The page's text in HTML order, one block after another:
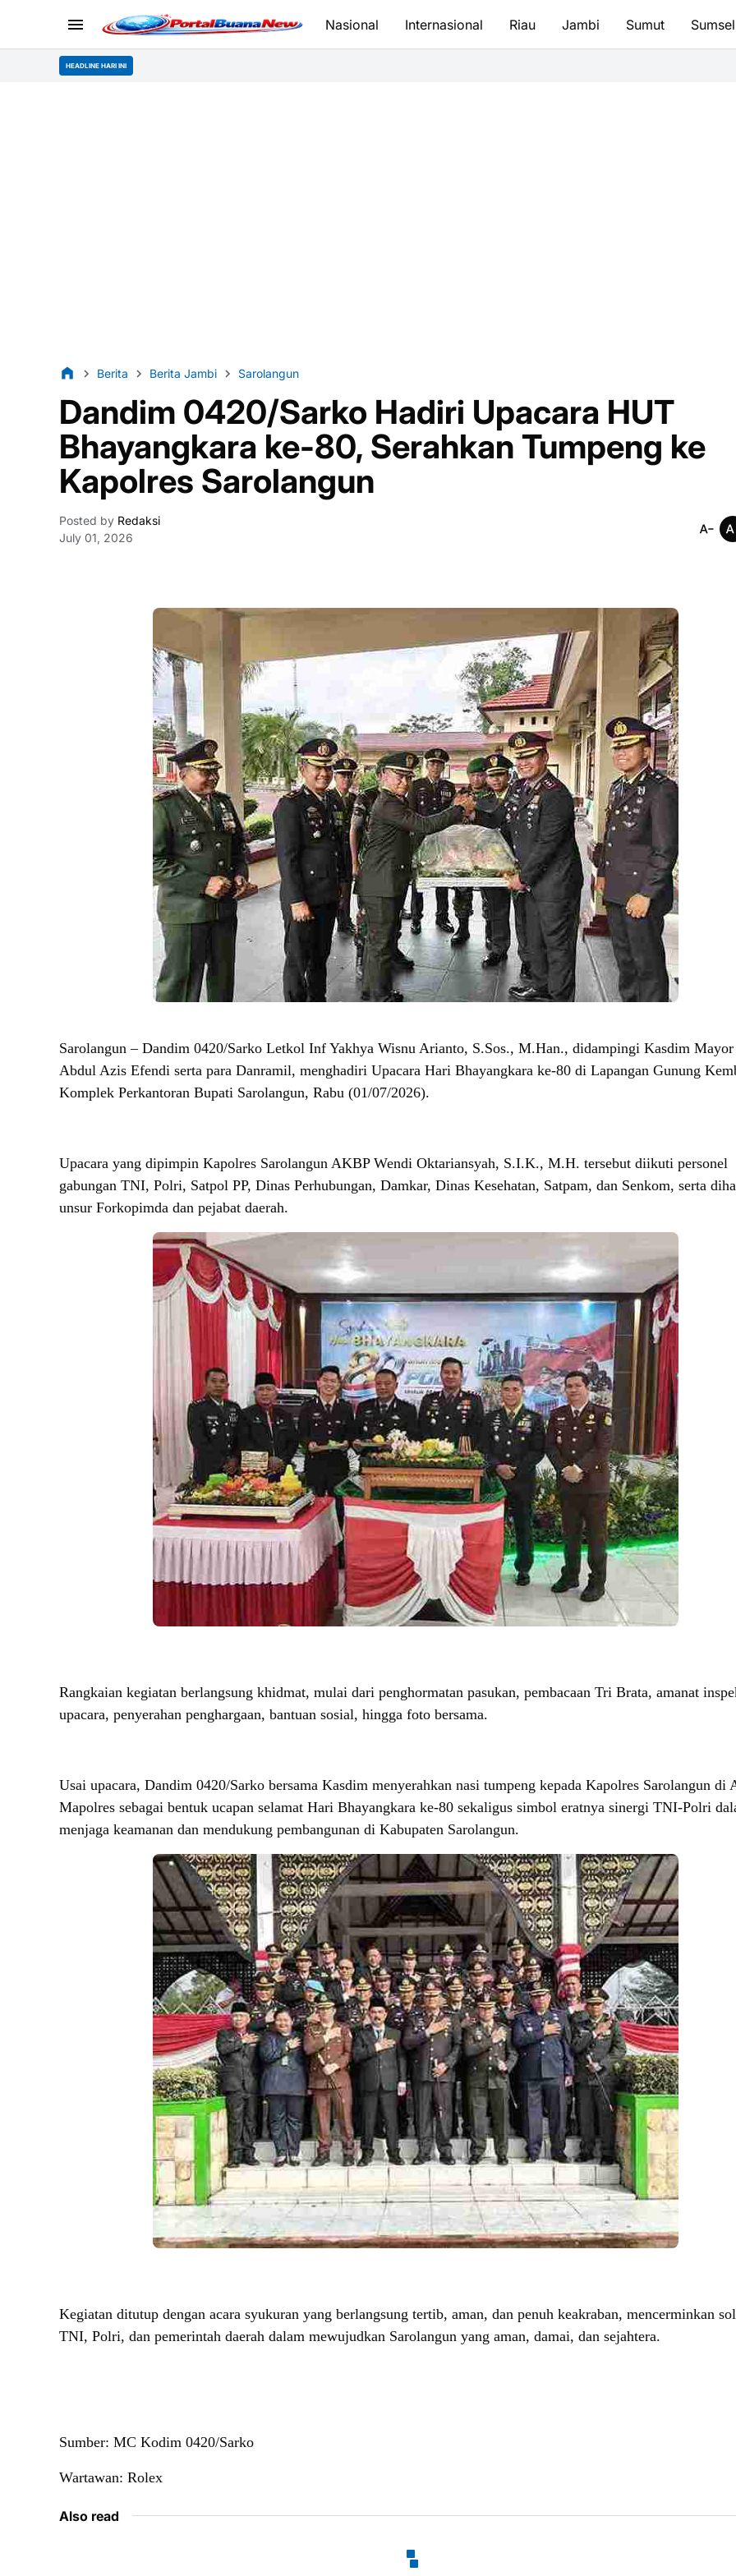
Nasional Internasional Riau Jambi Sumut Sumsel
HEADLINE HARI INI
Berita Berita Jambi Sarolangun
Dandim 0420/Sarko Hadiri Upacara HUT
Bhayangkara ke-80, Serahkan Tumpeng ke
Kapolres Sarolangun
Posted by Redaksi
July 01, 2026
Sarolangun – Dandim 0420/Sarko Letkol Inf Yakhya Wisnu Arianto, S.Sos., M.Han., didampingi Kasdim
Abdul Azis Efendi serta para Danramil, menghadiri Upacara Hari Bhayangkara ke-80 di Lapangan Gunung
Komplek Perkantoran Bupati Sarolangun, Rabu (01/07/2026).
Upacara yang dipimpin Kapolres Sarolangun AKBP Wendi Oktariansyah, S.I.K., M.H. tersebut diikuti personel
gabungan TNI, Polri, Satpol PP, Dinas Perhubungan, Damkar, Dinas Kesehatan, Satpam, dan Senkom, serta
unsur Forkopimda dan pejabat daerah.
Rangkaian kegiatan berlangsung khidmat, mulai dari penghormatan pasukan, pembacaan Tri Brata, amanat
upacara, penyerahan penghargaan, bantuan sosial, hingga foto bersama.
Usai upacara, Dandim 0420/Sarko bersama Kasdim menyerahkan nasi tumpeng kepada Kapolres Sarolangun di
Mapolres sebagai bentuk ucapan selamat Hari Bhayangkara ke-80 sekaligus simbol eratnya sinergi TNI-Polri
menjaga keamanan dan mendukung pembangunan di Kabupaten Sarolangun.
Kegiatan ditutup dengan acara syukuran yang berlangsung tertib, aman, dan penuh keakraban, mencerminkan
TNI, Polri, dan pemerintah daerah dalam mewujudkan Sarolangun yang aman, damai, dan sejahtera.
Sumber: MC Kodim 0420/Sarko
Wartawan: Rolex
Also read